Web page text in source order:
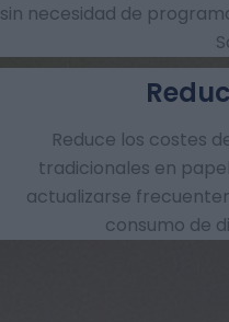
sin necesidad de
Reduce los costes
tradicionales en
actualizarse
consumo de